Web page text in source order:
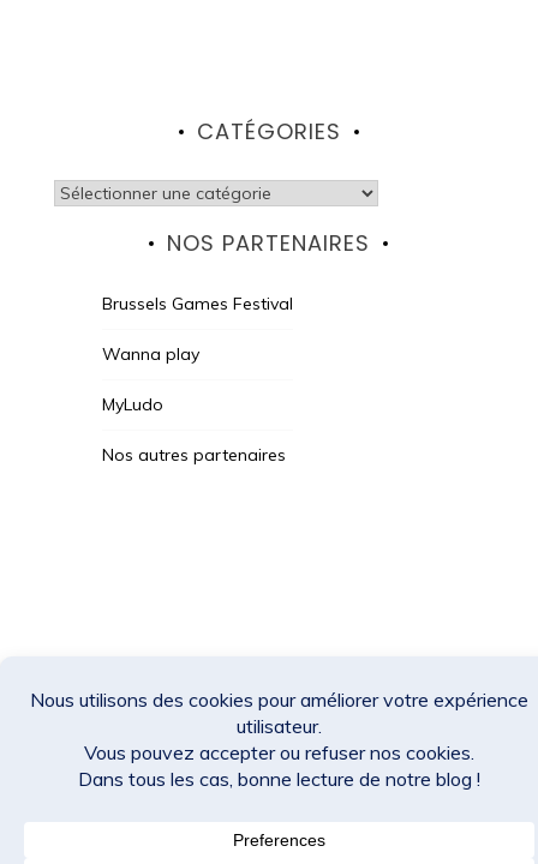
CATÉGORIES
Catégories
NOS PARTENAIRES
Brussels Games Festival
Wanna play
MyLudo
Nos autres partenaires